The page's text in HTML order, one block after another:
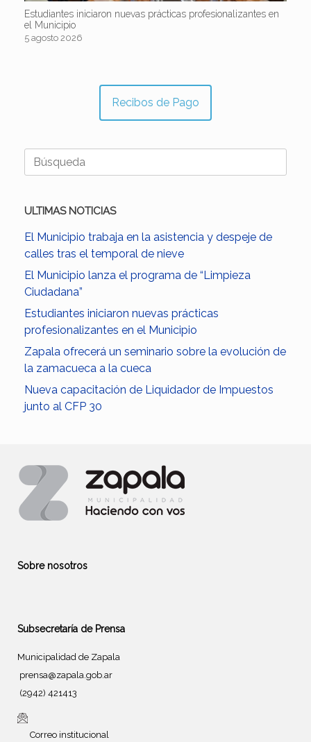
Estudiantes iniciaron nuevas prácticas profesionalizantes en
el Municipio
5 agosto 2026
Recibos de Pago
Buscar:
ULTIMAS NOTICIAS
El Municipio trabaja en la asistencia y despeje de
calles tras el temporal de nieve
El Municipio lanza el programa de “Limpieza
Ciudadana”
Estudiantes iniciaron nuevas prácticas
profesionalizantes en el Municipio
Zapala ofrecerá un seminario sobre la evolución de
la zamacueca a la cueca
Nueva capacitación de Liquidador de Impuestos
junto al CFP 30
Sobre nosotros
Subsecretaría de Prensa
Municipalidad de Zapala
prensa@zapala.gob.ar
(2942) 421413
Correo institucional